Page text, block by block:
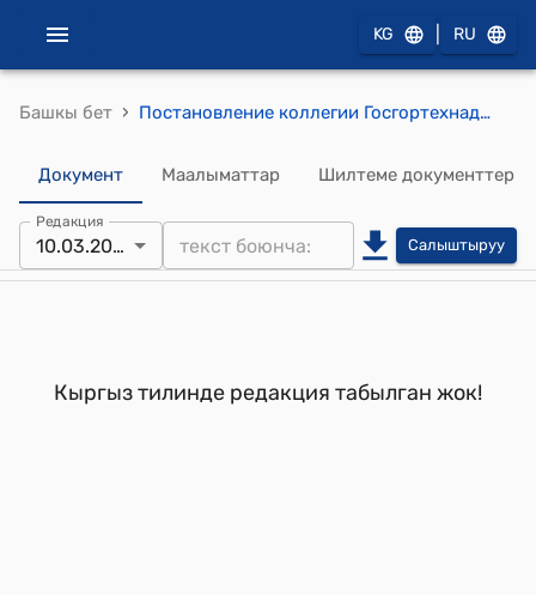
KG RU
Башкы бет › Постановление коллегии Госгортехнадзора КР от 10 марта 2004 года N 2а "Об утверждении нормативных документов по промышленной безопасности"
Документ Маалыматтар Шилтеме документтер
Редакция
10.03.2004 Салыштыруу
Кыргыз тилинде редакция табылган жок!